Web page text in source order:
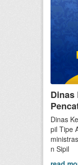
Dinas
Dinas
pil Tipe
n Sipil